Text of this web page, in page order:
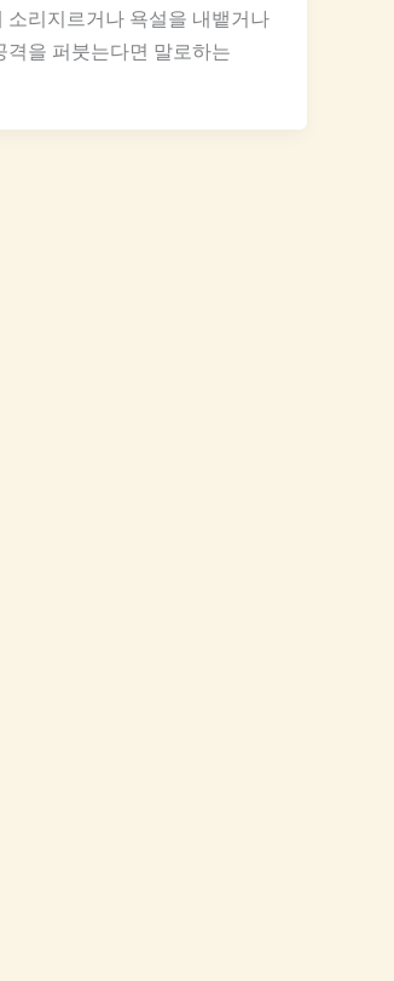
소리지르거나 욕설을 내뱉거나
격을 퍼붓는다면 말로하는